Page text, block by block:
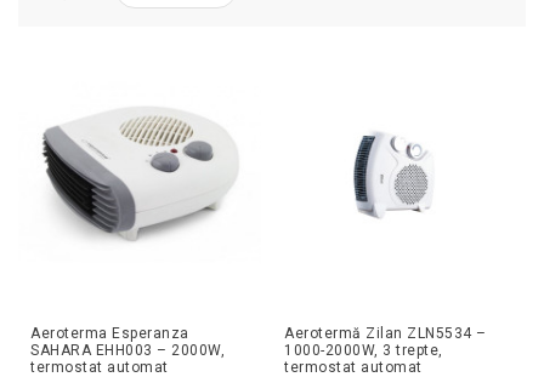
Aeroterma Esperanza
SAHARA EHH003 – 2000W,
termostat automat
Aerotermă Zilan ZLN5534 –
1000-2000W, 3 trepte,
termostat automat